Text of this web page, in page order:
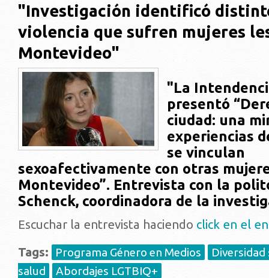
"Investigación identificó
violencia que sufren mujeres
Montevideo"
"La
presentó
ciudad: una
experiencias
se vinculan
sexoafectivamente con otras
Montevideo”. Entrevista con la
Schenck, coordinadora de la
Escuchar la entrevista haciendo click en el
Tags:
Programa Género en Medios
Diversidad
salud
Abordajes LGTBIQ+